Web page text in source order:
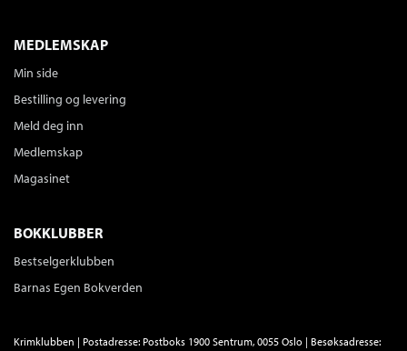
MEDLEMSKAP
Min side
Bestilling og levering
Meld deg inn
Medlemskap
Magasinet
BOKKLUBBER
Bestselgerklubben
Barnas Egen Bokverden
Krimklubben | Postadresse: Postboks 1900 Sentrum, 0055 Oslo | Besøksadresse: